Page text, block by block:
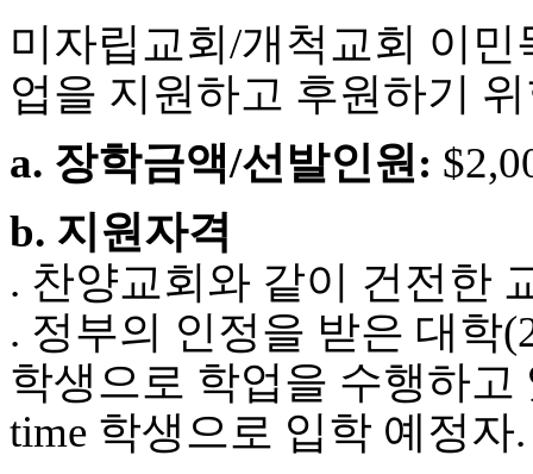
렌
사
이
순
비
아
기
프
진
후
기
대
미자립교회/개척교회 이
업을 지원하고 후원하기
a. 장학금액/선발인원:
b. 지원자격
. 찬양교회와 같이 건전한
. 정부의 인정을 받은 대학
학생으로 학업을 수행하고
time 학생으로 입학 예정자.